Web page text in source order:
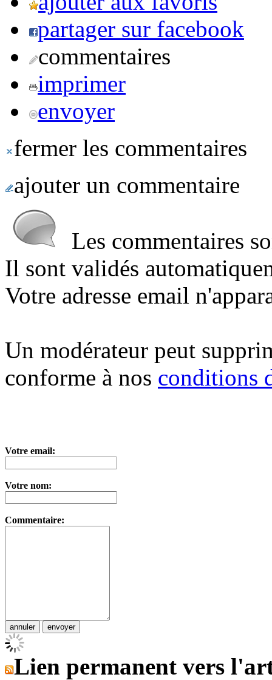
partager sur facebook
commentaires
imprimer
envoyer
fermer les commentaires
ajouter un commentaire
Les commentaires
Il sont validés
Votre adresse email
Un modérateur peut
conforme à nos conditions
Votre email:
Votre nom:
Commentaire:
Lien permanent vers